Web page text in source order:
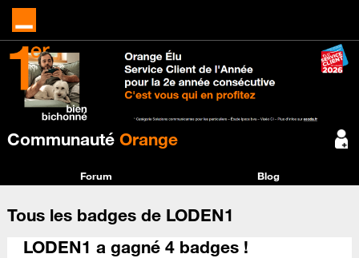
Communauté Orange
Forum Blog
Tous les badges de LODEN1
LODEN1 a gagné 4 badges !